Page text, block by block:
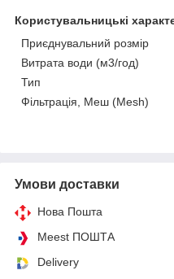
Користувальницькі
Приєднувальний розмір
Витрата води (м3/год)
Тип
Фільтрація, Меш (Mesh)
Умови доставки
Нова Пошта
Meest ПОШТА
Delivery